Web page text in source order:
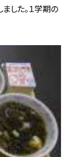
した。１学期の